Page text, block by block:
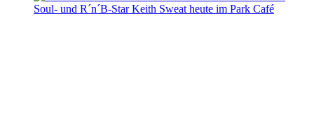
Soul- und R´n´B-Star Keith Sweat heute im Park Café